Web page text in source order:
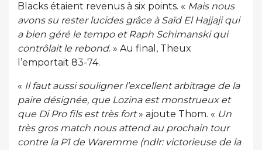
Blacks étaient revenus à six points. « Mais nous
avons su rester lucides grâce à Saïd El Hajjaji qui
a bien géré le tempo et Raph Schimanski qui
contrôlait le rebond. » Au final, Theux
l’emportait 83-74.
« Il faut aussi souligner l’excellent arbitrage de la
paire désignée, que Lozina est monstrueux et
que Di Pro fils est très fort» ajoute Thom. « Un
très gros match nous attend au prochain tour
contre la P1 de Waremme (ndlr: victorieuse de la